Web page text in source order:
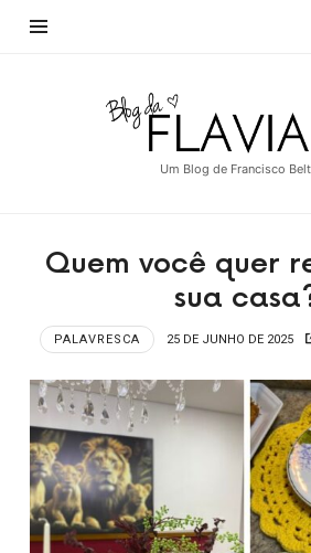
Blog
da
FlavianaUm Blog de Francisco
Quem você quer
sua
PALAVRESCA 25 DE JUNHO DE 2025